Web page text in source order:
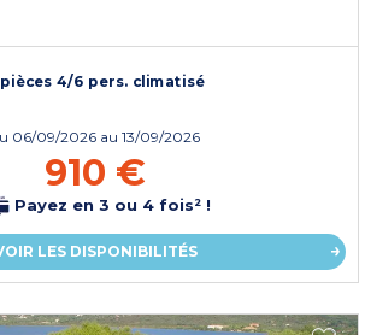
4/6 pers. climatisé
06/09/2026 au 13/09/2026
910 €
Payez en 3 ou 4 fois² !
LES DISPONIBILITÉS